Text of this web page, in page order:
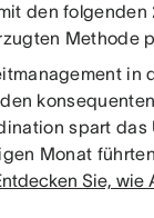
den folgenden
Methode
in
spart
Monat
Sie, wie